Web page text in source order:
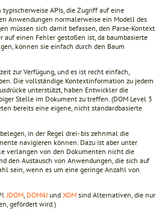
APIs, die Zugriff auf eine
Anwendungen normalerweise ein Modell des
müssen sich damit befassen, den Parse-Kontext
einen Fehler gestoßen ist, da baumbasierte
können sie einfach durch den Baum
zur Verfügung, und es ist recht einfach,
Die vollständige Kontextinformation zu jedem
unterstützt, haben Entwickler die
Stelle im Dokument zu treffen. (DOM Level 3
bereits eine eigene, nicht standardbasierte
in der Regel drei- bis zehnmal die
navigieren können. Dazu ist aber unter
verlangen von den Dokumenten nicht die
den Austausch von Anwendungen, die sich auf
sein, wenn es um eine geringe Anzahl von
JDOM DOM4J und XOM sind Alternativen, die nur
gefördert wird.)